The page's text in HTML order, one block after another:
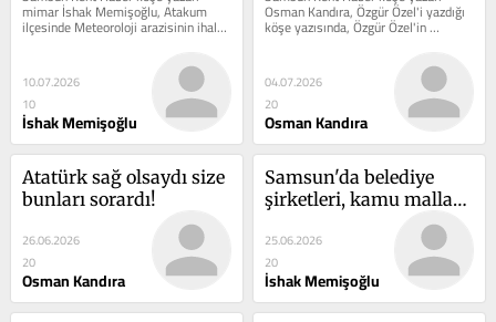
işaretleri!
mimar İshak Memişoğlu, Atakum
ilçesinde Meteoroloji arazisinin ihale
ile yapılan satışındaki soru...
10.07.2026
10
İshak Memişoğlu
Osman Kandıra, Özgür Özel'i yazdığı
köşe yazısında, Özgür Özel'in
Türkiye'yi...
04.07.2026
20
Osman Kandıra
Atatürk sağ olsaydı size
bunları sorardı!
26.06.2026
20
Osman Kandıra
Samsun'da belediye
şirketleri, kamu malları
ve şeffaflık sorunu!
25.06.2026
20
İshak Memişoğlu